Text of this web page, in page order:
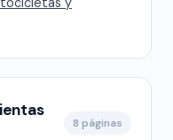
8 páginas